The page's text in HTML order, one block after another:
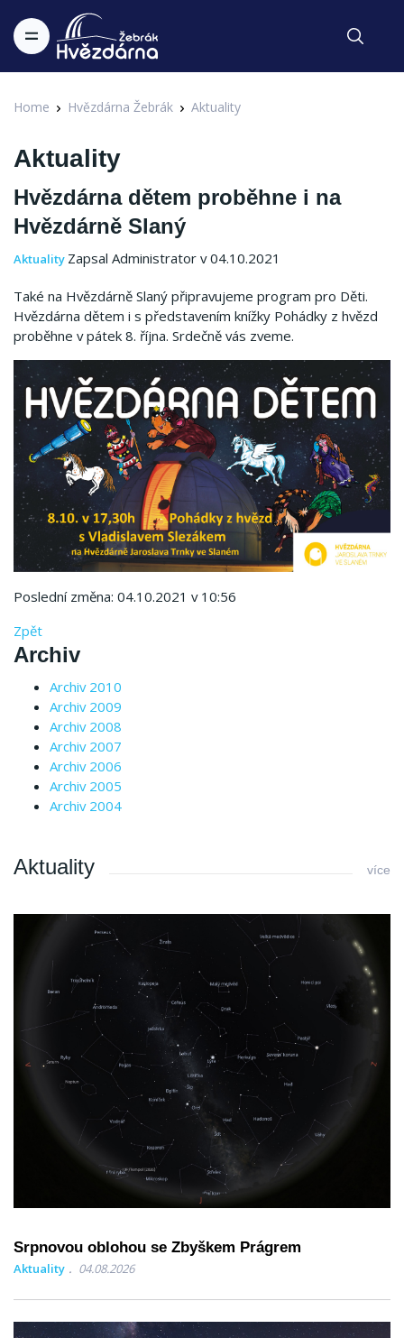
Home Hvězdárna Žebrák Aktuality
Aktuality
Hvězdárna dětem proběhne i na
Hvězdárně Slaný
Aktuality Zapsal Administrator v 04.10.2021
Také na Hvězdárně Slaný připravujeme program pro Děti.
Hvězdárna dětem i s představením knížky Pohádky z hvězd
proběhne v pátek 8. října. Srdečně vás zveme.
Poslední změna: 04.10.2021 v 10:56
Zpět
Archiv
Archiv 2010
Archiv 2009
Archiv 2008
Archiv 2007
Archiv 2006
Archiv 2005
Archiv 2004
Aktuality více
Srpnovou oblohou se Zbyškem Prágrem
Aktuality 04.08.2026